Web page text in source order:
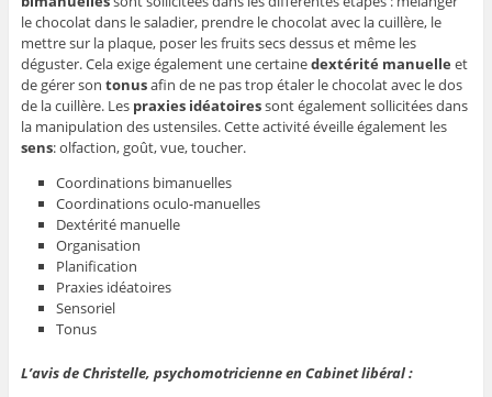
le chocolat dans le saladier, prendre le chocolat avec la cuillère, le
mettre sur la plaque, poser les fruits secs dessus et même les
déguster. Cela exige également une certainedextérité manuelle et
de gérer son tonusafin de ne pas trop étaler le chocolat avec le dos
de la cuillère. Les praxies idéatoiressont également sollicitées dans
la manipulation des ustensiles. Cette activité éveille également les
sens: olfaction, goût, vue, toucher.
Coordinations bimanuelles
Coordinations oculo-manuelles
Dextérité manuelle
Organisation
Planification
Praxies idéatoires
Sensoriel
Tonus
L’avis de Christelle, psychomotricienne en Cabinet libéral :